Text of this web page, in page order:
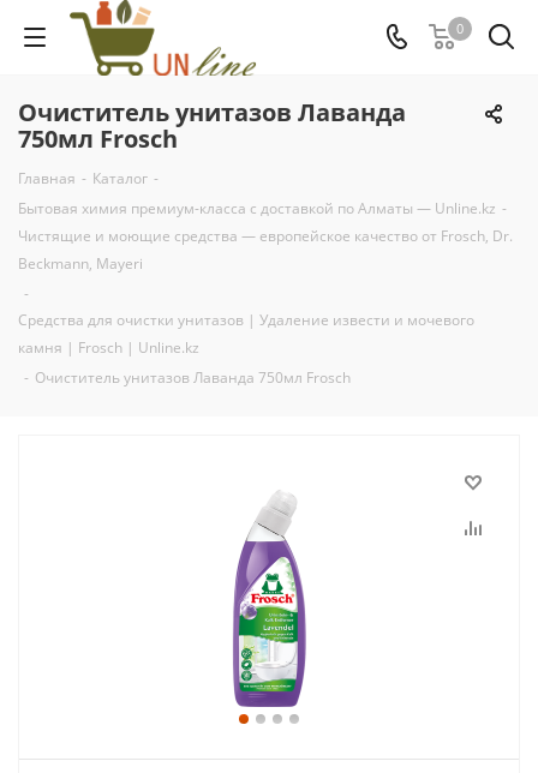
0
Очиститель унитазов Лаванда
750мл Frosch
Главная - Каталог -
Бытовая химия премиум-класса с доставкой по Алматы — Unline.kz -
Чистящие и моющие средства — европейское качество от Frosch, Dr.
Beckmann, Mayeri
-
Средства для очистки унитазов | Удаление извести и мочевого
камня | Frosch | Unline.kz
- Очиститель унитазов Лаванда 750мл Frosch